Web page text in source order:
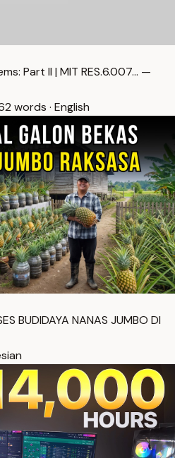
Part II | MIT RES.6.007… —
words · English
BUDIDAYA NANAS JUMBO DI